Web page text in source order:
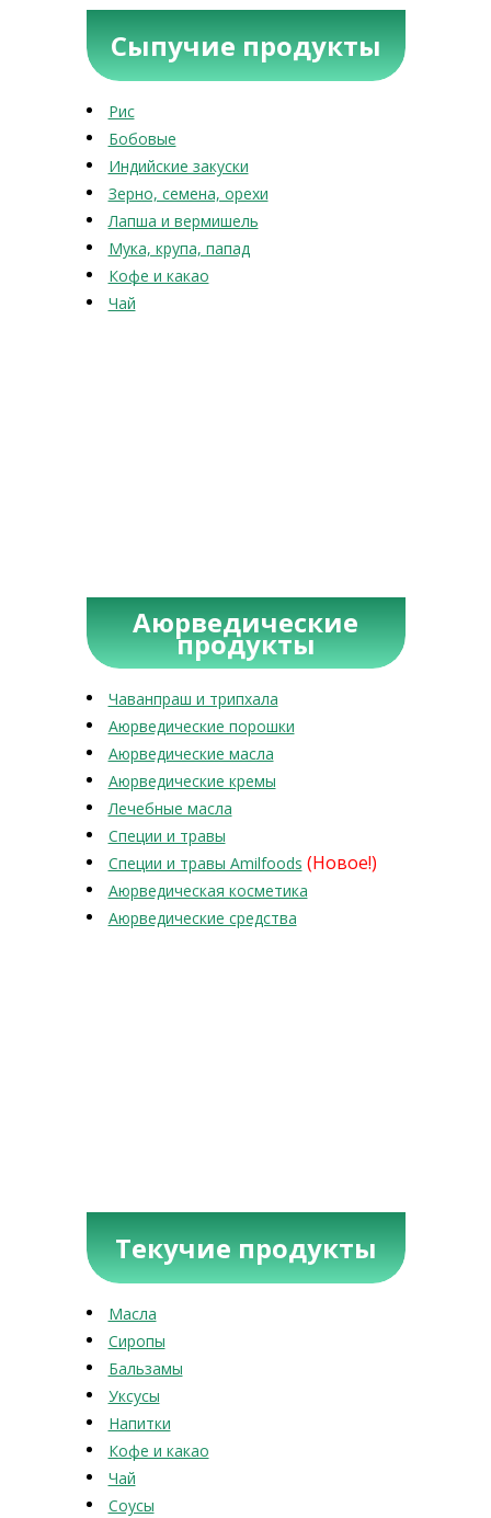
Сыпучие продукты
Рис
Бобовые
Индийские закуски
Зерно, семена, орехи
Лапша и вермишель
Мука, крупа, папад
Кофе и какао
Чай
Аюрведические
продукты
Чаванпраш и трипхала
Аюрведические порошки
Аюрведические масла
Аюрведические кремы
Лечебные масла
Специи и травы
Специи и травы Amilfoods (Новое!)
Аюрведическая косметика
Аюрведические средства
Текучие продукты
Масла
Сиропы
Бальзамы
Уксусы
Напитки
Кофе и какао
Чай
Соусы